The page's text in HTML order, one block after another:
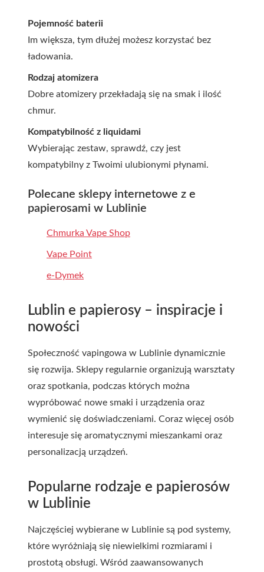
Pojemność baterii
Im większa, tym dłużej możesz korzystać bez
ładowania.
Rodzaj atomizera
Dobre atomizery przekładają się na smak i ilość
chmur.
Kompatybilność z liquidami
Wybierając zestaw, sprawdź, czy jest
kompatybilny z Twoimi ulubionymi płynami.
Polecane sklepy internetowe z e
papierosami w Lublinie
Chmurka Vape Shop
Vape Point
e-Dymek
Lublin e papierosy – inspiracje i
nowości
Społeczność vapingowa w Lublinie dynamicznie
się rozwija. Sklepy regularnie organizują warsztaty
oraz spotkania, podczas których można
wypróbować nowe smaki i urządzenia oraz
wymienić się doświadczeniami. Coraz więcej osób
interesuje się aromatycznymi mieszankami oraz
personalizacją urządzeń.
Popularne rodzaje e papierosów
w Lublinie
Najczęściej wybierane w Lublinie są pod systemy,
które wyróżniają się niewielkimi rozmiarami i
prostotą obsługi. Wśród zaawansowanych